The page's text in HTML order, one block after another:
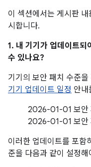
이 섹션에서는 게시판
시합니다.
1. 내 기기가 업데이트되
수 있나요?
기기의 보안 패치 수준
기기 업데이트 일정 안내
2026-01-01 보안
2026-01-01 보안
이러한 업데이트를 포함
준을 다음과 같이 설정해